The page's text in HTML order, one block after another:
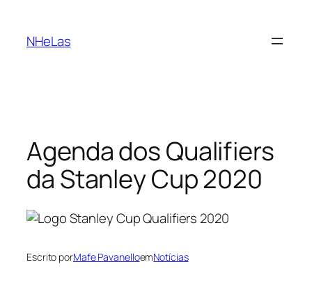
NHeLas
Agenda dos Qualifiers
da Stanley Cup 2020
Escrito porMafe PavanelloemNotícias